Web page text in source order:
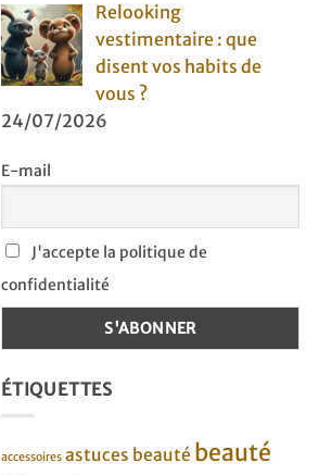
Relooking
vestimentaire : que
disent vos habits de
vous ?
24/07/2026
E-mail
J'accepte la politique de
confidentialité
ÉTIQUETTES
accessoires astuces beauté beauté